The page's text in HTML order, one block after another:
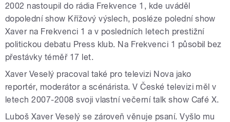
2002 nastoupil do rádia Frekvence 1, kde uváděl
dopolední show Křížový výslech, posléze polední show
Xaver na Frekvenci 1 a v posledních letech prestižní
politickou debatu Press klub. Na Frekvenci 1 působil bez
přestávky téměř 17 let.
Xaver Veselý pracoval také pro televizi Nova jako
reportér, moderátor a scénárista. V České televizi měl v
letech 2007-2008 svoji vlastní večerní talk show Café X.
Luboš Xaver Veselý se zároveň věnuje psaní. Vyšlo mu